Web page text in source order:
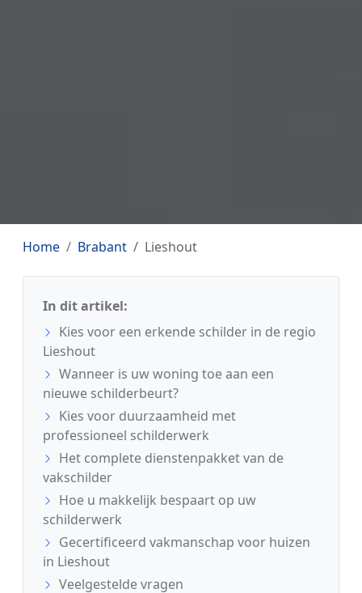
Home Brabant Lieshout
In dit artikel:
Kies voor een erkende schilder in de regio
Lieshout
Wanneer is uw woning toe aan een
nieuwe schilderbeurt?
Kies voor duurzaamheid met
professioneel schilderwerk
Het complete dienstenpakket van de
vakschilder
Hoe u makkelijk bespaart op uw
schilderwerk
Gecertificeerd vakmanschap voor huizen
in Lieshout
Veelgestelde vragen